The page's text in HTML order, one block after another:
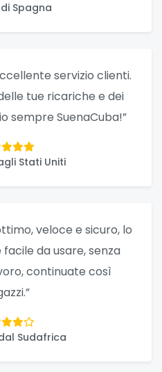
Spagna
servizio clienti.
tue ricariche e dei
sempre SuenaCuba!”
Stati Uniti
veloce e sicuro, lo
da usare, senza
continuate così
Sudafrica